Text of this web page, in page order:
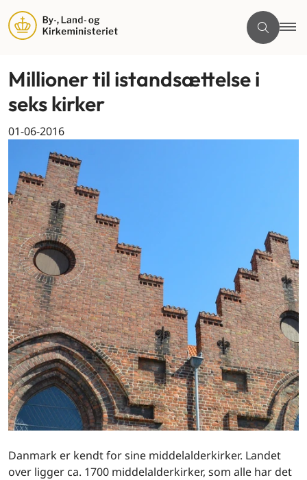
Millioner til istandsættelse i
seks kirker
01-06-2016
Danmark er kendt for sine middelalderkirker. Landet
over ligger ca. 1700 middelalderkirker, som alle har det